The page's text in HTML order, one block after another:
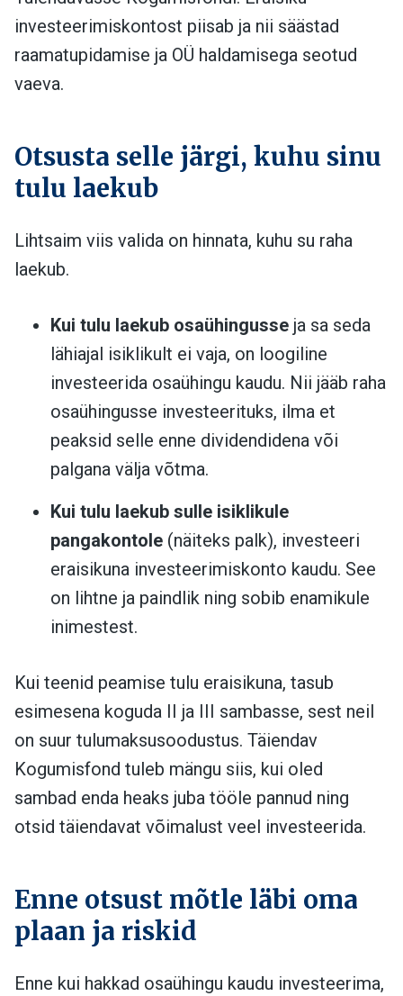
investeerimiskontost piisab ja nii säästad
raamatupidamise ja OÜ haldamisega seotud
vaeva.
Otsusta selle järgi, kuhu sinu
tulu laekub
Lihtsaim viis valida on hinnata, kuhu su raha
laekub.
Kui tulu laekub osaühingusse ja sa seda
lähiajal isiklikult ei vaja, on loogiline
investeerida osaühingu kaudu. Nii jääb raha
osaühingusse investeerituks, ilma et
peaksid selle enne dividendidena või
palgana välja võtma.
Kui tulu laekub sulle isiklikule
pangakontole (näiteks palk), investeeri
eraisikuna investeerimiskonto kaudu. See
on lihtne ja paindlik ning sobib enamikule
inimestest.
Kui teenid peamise tulu eraisikuna, tasub
esimesena koguda II ja III sambasse, sest neil
on suur tulumaksusoodustus. Täiendav
Kogumisfond tuleb mängu siis, kui oled
sambad enda heaks juba tööle pannud ning
otsid täiendavat võimalust veel investeerida.
Enne otsust mõtle läbi oma
plaan ja riskid
Enne kui hakkad osaühingu kaudu investeerima,